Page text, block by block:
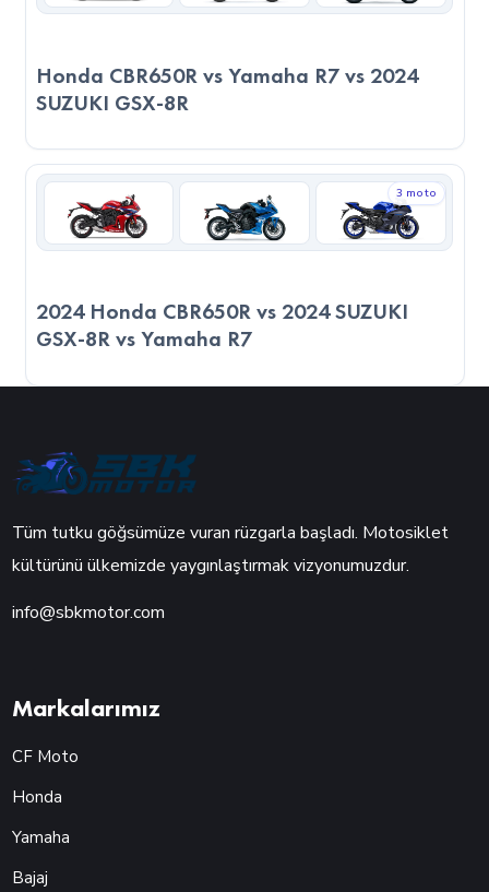
nerede kullanacağınızı göz önünde bulundurmanız önemlidir.
Honda CBR650R vs Yamaha R7 vs 2024
SUZUKI GSX-8R
3 moto
2024 Honda CBR650R vs 2024 SUZUKI
GSX-8R vs Yamaha R7
Tüm tutku göğsümüze vuran rüzgarla başladı. Motosiklet
kültürünü ülkemizde yaygınlaştırmak vizyonumuzdur.
info@sbkmotor.com
Markalarımız
CF Moto
Honda
Yamaha
Bajaj